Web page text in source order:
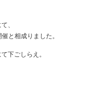
、
と相成りました。
下ごしらえ。